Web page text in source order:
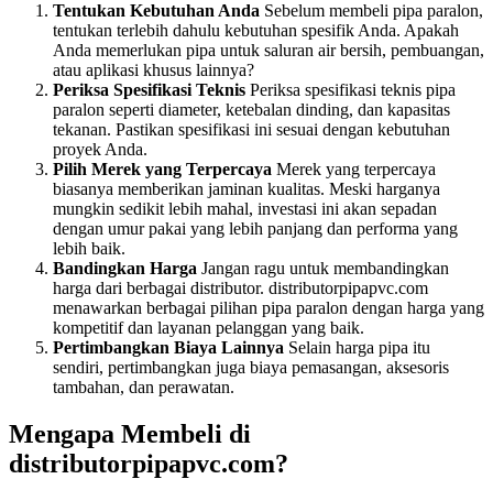
Tentukan Kebutuhan Anda Sebelum membeli pipa paralon,
tentukan terlebih dahulu kebutuhan spesifik Anda. Apakah
Anda memerlukan pipa untuk saluran air bersih, pembuangan,
atau aplikasi khusus lainnya?
Periksa Spesifikasi Teknis Periksa spesifikasi teknis pipa
paralon seperti diameter, ketebalan dinding, dan kapasitas
tekanan. Pastikan spesifikasi ini sesuai dengan kebutuhan
proyek Anda.
Pilih Merek yang Terpercaya Merek yang terpercaya
biasanya memberikan jaminan kualitas. Meski harganya
mungkin sedikit lebih mahal, investasi ini akan sepadan
dengan umur pakai yang lebih panjang dan performa yang
lebih baik.
Bandingkan Harga Jangan ragu untuk membandingkan
harga dari berbagai distributor. distributorpipapvc.com
menawarkan berbagai pilihan pipa paralon dengan harga yang
kompetitif dan layanan pelanggan yang baik.
Pertimbangkan Biaya Lainnya Selain harga pipa itu
sendiri, pertimbangkan juga biaya pemasangan, aksesoris
tambahan, dan perawatan.
Mengapa Membeli di
distributorpipapvc.com?